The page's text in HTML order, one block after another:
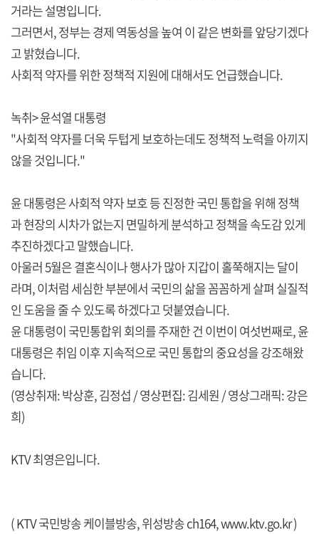
거라는 설명입니다.
그러면서, 정부는 경제 역동성을 높여 이 같은 변화를 앞당기겠다
고 밝혔습니다.
사회적 약자를 위한 정책적 지원에 대해서도 언급했습니다.
녹취> 윤석열 대통령
"사회적 약자를 더욱 두텁게 보호하는데도 정책적 노력을 아끼지
않을 것입니다."
윤 대통령은 사회적 약자 보호 등 진정한 국민 통합을 위해 정책
과 현장의 시차가 없는지 면밀하게 분석하고 정책을 속도감 있게
추진하겠다고 말했습니다.
아울러 5월은 결혼식이나 행사가 많아 지갑이 홀쭉해지는 달이
라며, 이처럼 세심한 부분에서 국민의 삶을 꼼꼼하게 살펴 실질적
인 도움을 줄 수 있도록 하겠다고 덧붙였습니다.
윤 대통령이 국민통합위 회의를 주재한 건 이번이 여섯번째로, 윤
대통령은 취임 이후 지속적으로 국민 통합의 중요성을 강조해왔
습니다.
(영상취재: 박상훈, 김정섭 / 영상편집: 김세원 / 영상그래픽: 강은
희)
KTV 최영은입니다.
( KTV 국민방송 케이블방송, 위성방송 ch164,www.ktv.go.kr)